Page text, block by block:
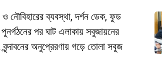
ও নৌবিহারের ব্যবস্থা, দর্শন ডেক, ফুড
পর ঘাট এলাকায় সবুজায়নের
অনুপ্রেরণায় গড়ে তোলা সবুজ